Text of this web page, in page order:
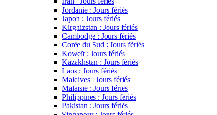
Jordanie : Jours fériés
Japon : Jours fériés
Kirghizstan : Jours fériés
Cambodge : Jours fériés
Corée du Sud : Jours fériés
Koweït : Jours fériés
Kazakhstan : Jours fériés
Laos : Jours fériés
Maldives : Jours fériés
Malaisie : Jours fériés
Philippines : Jours fériés
Pakistan : Jours fériés